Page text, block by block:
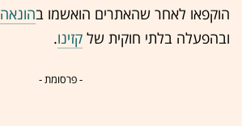
הוקפאו לאחר שהאתרים הואשמו בהונאה
ובהפעלה בלתי חוקית של קזינו.
- פרסומת -